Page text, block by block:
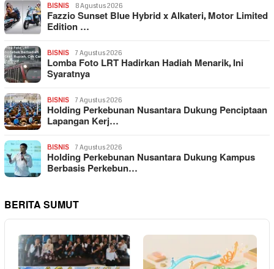
BISNIS 8 Agustus 2026
Fazzio Sunset Blue Hybrid x Alkateri, Motor Limited
Edition …
BISNIS 7 Agustus 2026
Lomba Foto LRT Hadirkan Hadiah Menarik, Ini
Syaratnya
BISNIS 7 Agustus 2026
Holding Perkebunan Nusantara Dukung Penciptaan
Lapangan Kerj…
BISNIS 7 Agustus 2026
Holding Perkebunan Nusantara Dukung Kampus
Berbasis Perkebun…
BERITA SUMUT